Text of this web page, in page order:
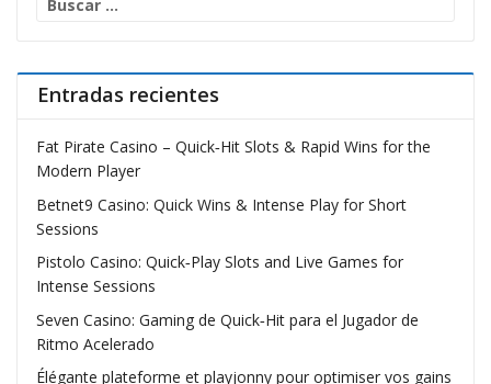
Entradas recientes
Fat Pirate Casino – Quick‑Hit Slots & Rapid Wins for the
Modern Player
Betnet9 Casino: Quick Wins & Intense Play for Short
Sessions
Pistolo Casino: Quick‑Play Slots and Live Games for
Intense Sessions
Seven Casino: Gaming de Quick‑Hit para el Jugador de
Ritmo Acelerado
Élégante plateforme et playjonny pour optimiser vos gains